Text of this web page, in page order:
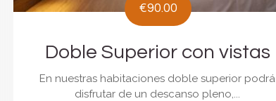
€90.00
Doble Superior con vistas
En nuestras habitaciones doble superior podrá
disfrutar de un descanso pleno,...